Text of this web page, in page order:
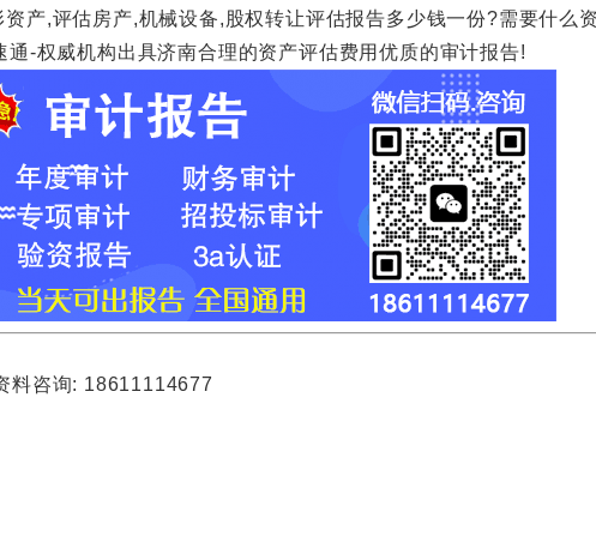
产,评估房产,机械设备,股权转让评估报告多少钱一份?需要什么
-权威机构出具济南合理的资产评估费用优质的审计报告!
咨询: 18611114677